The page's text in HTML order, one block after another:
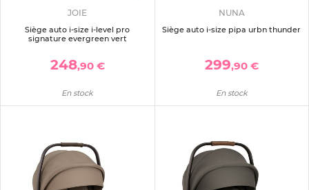
JOIE
Siège auto i-size i-level pro
signature evergreen vert
248,90 €
En stock
NUNA
Siège auto i-size pipa urbn thunder
299,90 €
En stock